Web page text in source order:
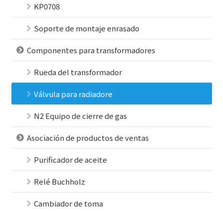
KP0708
Soporte de montaje enrasado
Componentes para transformadores
Rueda del transformador
Válvula para radiadore
N2 Equipo de cierre de gas
Asociación de productos de ventas
Purificador de aceite
Relé Buchholz
Cambiador de toma